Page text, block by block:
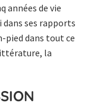
années de vie
ses rapports
pied dans tout ce
la